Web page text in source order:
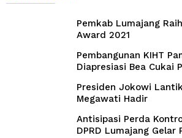
Pemkab Lumajang
Award 2021
Pembangunan KIHT
Diapresiasi Bea Cukai
Presiden Jokowi
Megawati Hadir
Antisipasi Perda
DPRD Lumajang Gelar